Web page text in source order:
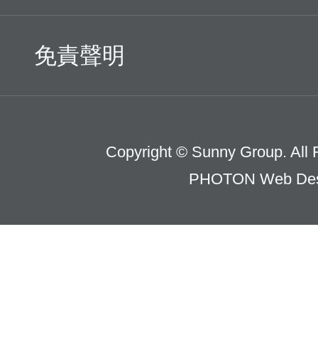
免責聲明
Copyright © Sunny Group. All
PHOTON Web